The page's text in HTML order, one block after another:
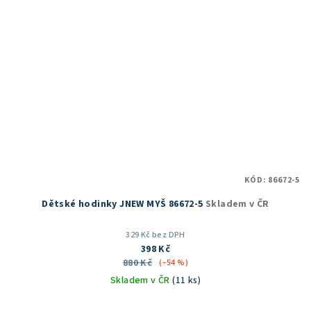
Dětské hodinky JNEW MYŠ 86672-5 Skladem v ČR
329 Kč bez DPH
398 Kč
880 Kč (–54 %)
Skladem v ČR(11 ks)
KÓD: 86672-5